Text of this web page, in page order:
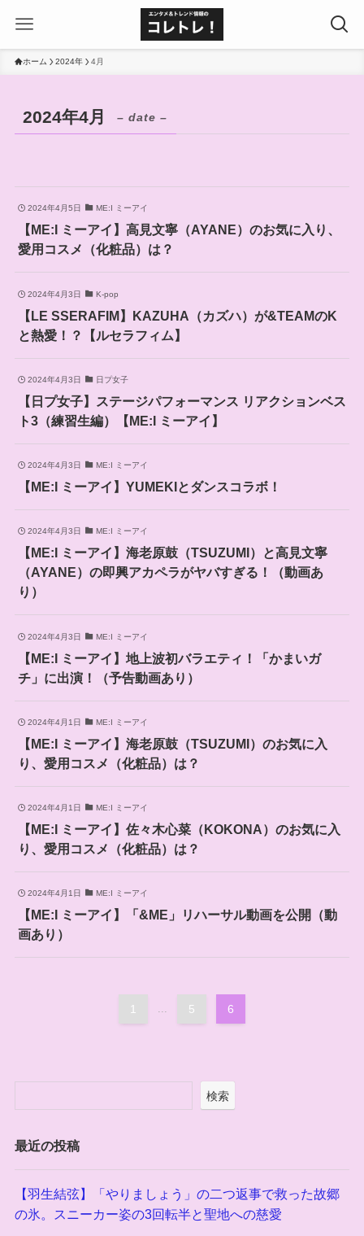
ホーム 2024年 4月
2024年4月 – date –
2024年4月5日 ME:I ミーアイ
【ME:I ミーアイ】高見文寧（AYANE）のお気に入り、
愛用コスメ（化粧品）は？
2024年4月3日 K-pop
【LE SSERAFIM】KAZUHA（カズハ）が&TEAMのK
と熱愛！？【ルセラフィム】
2024年4月3日 日プ女子
【日プ女子】ステージパフォーマンス リアクションベス
ト3（練習生編）【ME:I ミーアイ】
2024年4月3日 ME:I ミーアイ
【ME:I ミーアイ】YUMEKIとダンスコラボ！
2024年4月3日 ME:I ミーアイ
【ME:I ミーアイ】海老原鼓（TSUZUMI）と高見文寧
（AYANE）の即興アカペラがヤバすぎる！（動画あ
り）
2024年4月3日 ME:I ミーアイ
【ME:I ミーアイ】地上波初バラエティ！「かまいガ
チ」に出演！（予告動画あり）
2024年4月1日 ME:I ミーアイ
【ME:I ミーアイ】海老原鼓（TSUZUMI）のお気に入
り、愛用コスメ（化粧品）は？
2024年4月1日 ME:I ミーアイ
【ME:I ミーアイ】佐々木心菜（KOKONA）のお気に入
り、愛用コスメ（化粧品）は？
2024年4月1日 ME:I ミーアイ
【ME:I ミーアイ】「&ME」リハーサル動画を公開（動
画あり）
1 ... 5 6
検索
最近の投稿
【羽生結弦】「やりましょう」の二つ返事で救った故郷
の氷。スニーカー姿の3回転半と聖地への慈愛